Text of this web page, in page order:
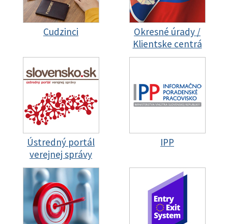
Cudzinci
Okresné úrady /
Klientske centrá
Ústredný portál
verejnej správy
IPP